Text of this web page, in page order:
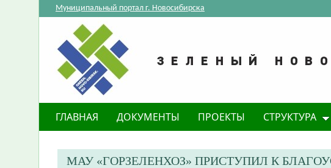
Муниципальный портал г. Новосибирска
ГЛАВНАЯ ДОКУМЕНТЫ ПРОЕКТЫ СТРУКТУРА
МАУ «ГОРЗЕЛЕНХОЗ» ПРИСТУПИЛ К